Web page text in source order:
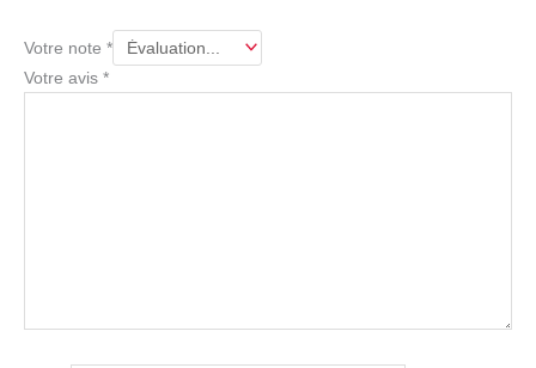
Votre note *
Votre avis *